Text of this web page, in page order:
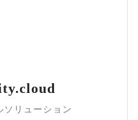
ソリューション